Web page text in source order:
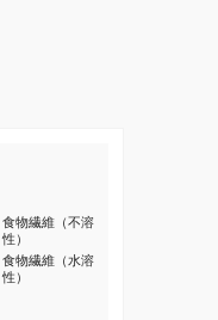
食物繊維（不溶
性）
食物繊維（水溶
性）